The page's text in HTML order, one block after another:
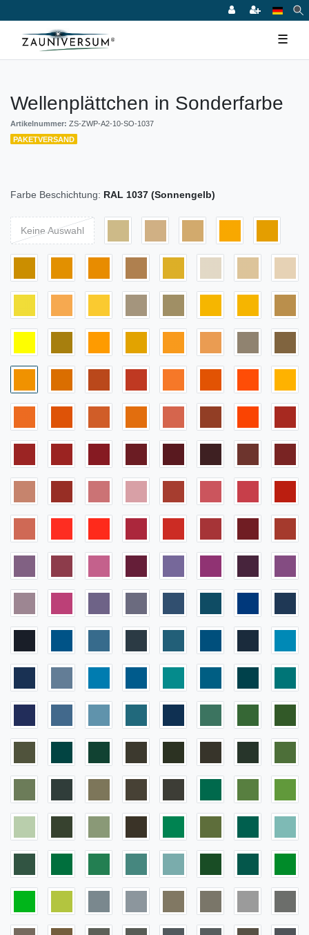
☰
Wellenplättchen in Sonderfarbe
Artikelnummer: ZS-ZWP-A2-10-SO-1037
PAKETVERSAND
Farbe Beschichtung: RAL 1037 (Sonnengelb)
Keine Auswahl